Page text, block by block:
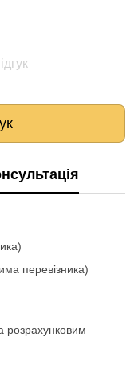
перевізника)
розрахунковим